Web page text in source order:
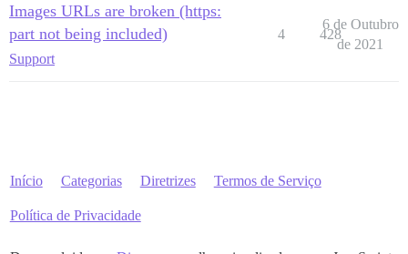
Images URLs are broken (https:
part not being included)
Support
4 428
6 de Outubro
de 2021
Início Categorias Diretrizes Termos de Serviço
Política de Privacidade